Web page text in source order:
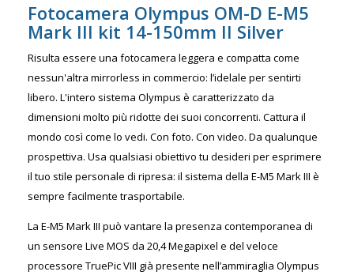
Fotocamera Olympus OM-D E-M5
Mark III kit 14-150mm II Silver
Risulta essere una fotocamera leggera e compatta come
nessun'altra mirrorless in commercio: l’idelale per sentirti
libero. L'intero sistema Olympus è caratterizzato da
dimensioni molto più ridotte dei suoi concorrenti. Cattura il
mondo così come lo vedi. Con foto. Con video. Da qualunque
prospettiva. Usa qualsiasi obiettivo tu desideri per esprimere
il tuo stile personale di ripresa: il sistema della E-M5 Mark III è
sempre facilmente trasportabile.
La E-M5 Mark III può vantare la presenza contemporanea di
un sensore Live MOS da 20,4 Megapixel e del veloce
processore TruePic VIII già presente nell’ammiraglia Olympus